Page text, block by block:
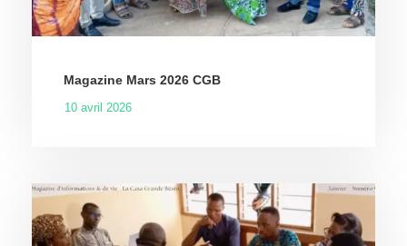
Magazine Mars 2026 CGB
10 avril 2026